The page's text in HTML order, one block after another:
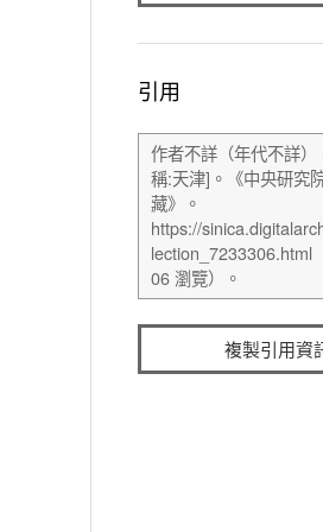
引用
複製引用資